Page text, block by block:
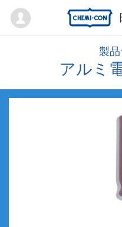
Mypage
製
アルミ